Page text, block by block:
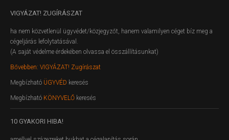
VIGYÁZAT! ZUGÍRÁSZAT
ha nem közvetlenül ügyvédet/közjegyzőt, hanem valamilyen céget bíz meg a
cégeljárás lefolytatásával.
(A saját védelme érdekében olvassa el összállításunkat)
Bővebben: VIGYÁZAT! Zugírászat
Megbízható ÜGYVÉD keresés
Megbízható KÖNYVELŐ keresés
10 GYAKORI HIBA!